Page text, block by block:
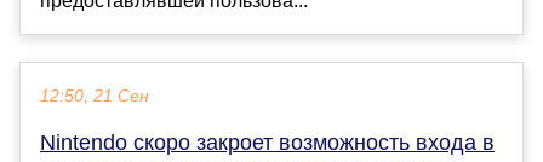
12:50, 21 Сен
Nintendo скоро закроет возможность входа в